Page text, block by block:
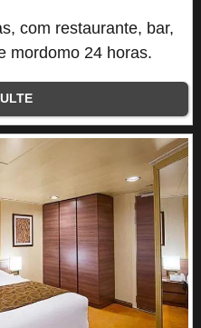
com restaurante, bar,
mordomo 24 horas.